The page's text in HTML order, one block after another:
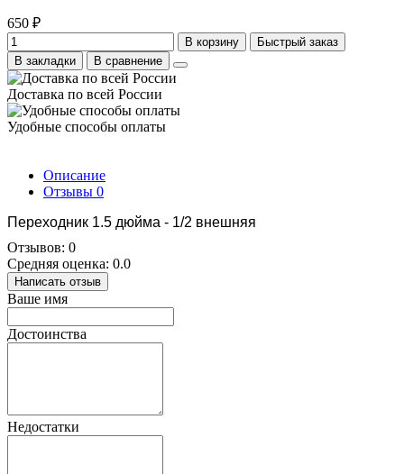
650 ₽
В корзину
Быстрый заказ
В закладки
В сравнение
Доставка по всей России
Удобные способы оплаты
Описание
Отзывы 0
Переходник 1.5 дюйма - 1/2 внешняя
Отзывов: 0
Средняя оценка: 0.0
Написать отзыв
Ваше имя
Достоинства
Недостатки